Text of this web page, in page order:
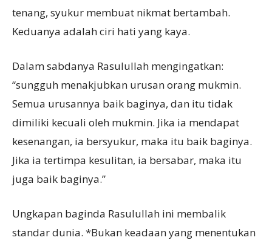
tenang, syukur membuat nikmat bertambah.
Keduanya adalah ciri hati yang kaya.
Dalam sabdanya Rasulullah mengingatkan:
“sungguh menakjubkan urusan orang mukmin.
Semua urusannya baik baginya, dan itu tidak
dimiliki kecuali oleh mukmin. Jika ia mendapat
kesenangan, ia bersyukur, maka itu baik baginya.
Jika ia tertimpa kesulitan, ia bersabar, maka itu
juga baik baginya.”
Ungkapan baginda Rasulullah ini membalik
standar dunia. *Bukan keadaan yang menentukan